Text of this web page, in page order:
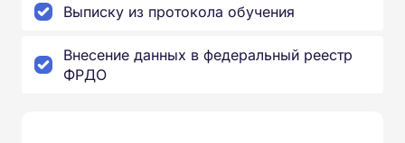
Выписку из протокола обучения
Внесение данных в федеральный реестр
ФРДО